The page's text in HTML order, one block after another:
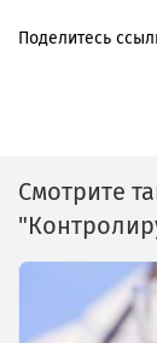
Поделитесь
Смотрите